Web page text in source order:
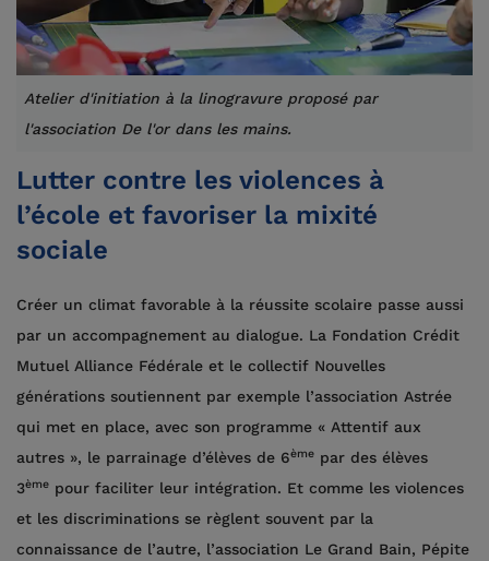
Atelier d'initiation à la linogravure proposé par
l'association De l'or dans les mains.
Lutter contre les violences à
l’école et favoriser la mixité
sociale
Créer un climat favorable à la réussite scolaire passe aussi
par un accompagnement au dialogue. La Fondation Crédit
Mutuel Alliance Fédérale et le collectif Nouvelles
générations soutiennent par exemple l’association Astrée
qui met en place, avec son programme « Attentif aux
autres », le parrainage d’élèves de 6ème par des élèves
3ème pour faciliter leur intégration. Et comme les violences
et les discriminations se règlent souvent par la
connaissance de l’autre, l’association Le Grand Bain, Pépite